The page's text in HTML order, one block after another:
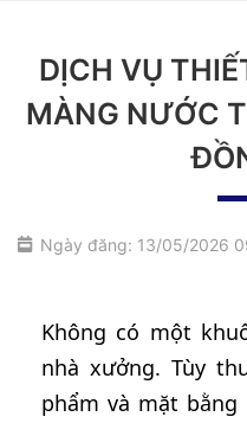
DỊCH VỤ
MÀNG NƯỚC
Ngày đăng: 13/05/2026
Không có một
nhà xưởng. Tùy
phẩm và mặt